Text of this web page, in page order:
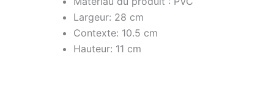
Largeur: 28 cm
Contexte: 10.5 cm
Hauteur: 11 cm